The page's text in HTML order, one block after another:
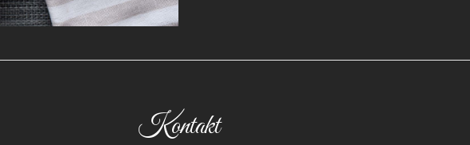
Kontakt